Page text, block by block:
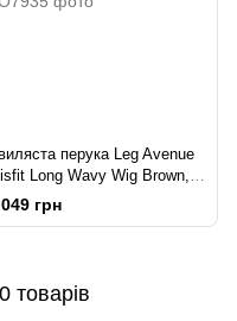
перука Leg Avenue
Long Wavy Wig Brown,
реалістичний вигляд,
грн
товарів